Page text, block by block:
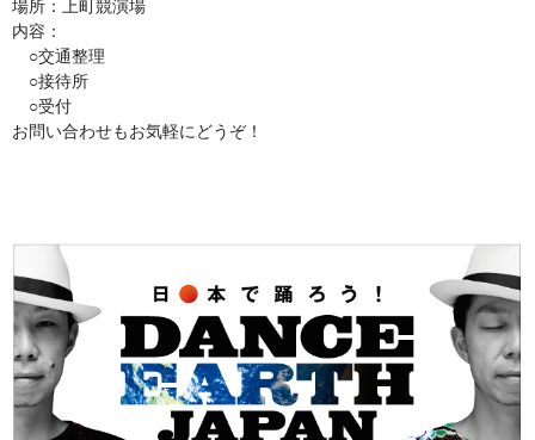
場所：上町競演場
内容：
○交通整理
○接待所
○受付
お問い合わせもお気軽にどうぞ！